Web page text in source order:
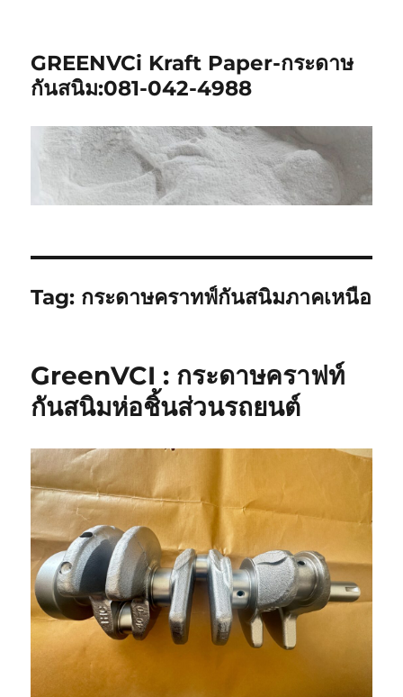
GREENVCi Kraft Paper-กระดาษ
กันสนิม:081-042-4988
Tag: กระดาษคราทฟ์กันสนิมภาคเหนือ
GreenVCI : กระดาษคราฟท์
กันสนิมห่อชิ้นส่วนรถยนต์